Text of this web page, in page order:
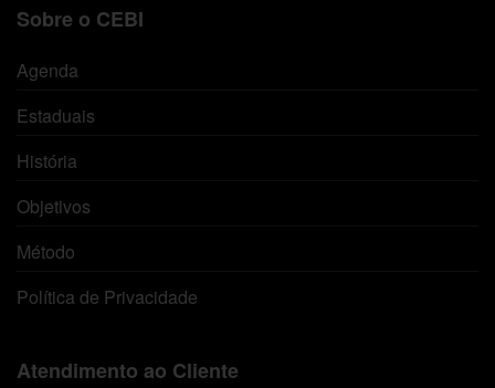
Sobre o CEBI
Agenda
Estaduais
História
Objetivos
Método
Política de Privacidade
Atendimento ao Cliente